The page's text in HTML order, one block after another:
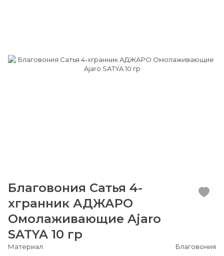
Благовония Сатья 4-
хгранник АДЖАРО
Омолаживающие Ajaro
SATYA 10 гр
Материал
Благовония